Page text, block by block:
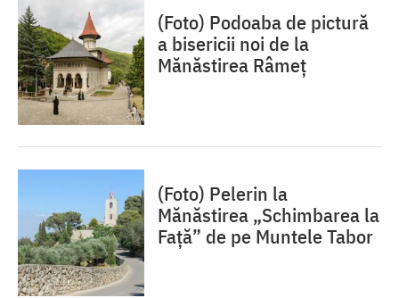
(Foto) Podoaba de pictură
a bisericii noi de la
Mănăstirea Râmeț
(Foto) Pelerin la
Mănăstirea „Schimbarea la
Față” de pe Muntele Tabor